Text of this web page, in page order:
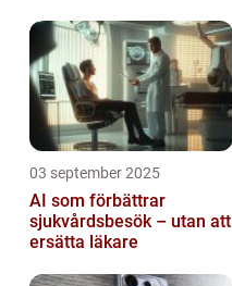
03 september 2025
AI som förbättrar
sjukvårdsbesök – utan att
ersätta läkare